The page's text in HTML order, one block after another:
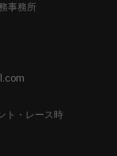
事務所
ト・レース時